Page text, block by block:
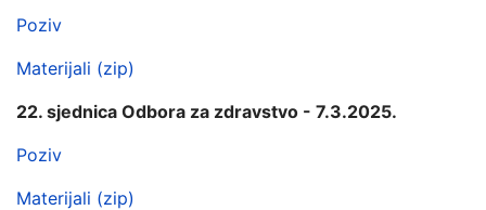
Poziv
Materijali (zip)
22. sjednica Odbora za zdravstvo - 7.3.2025.
Poziv
Materijali (zip)